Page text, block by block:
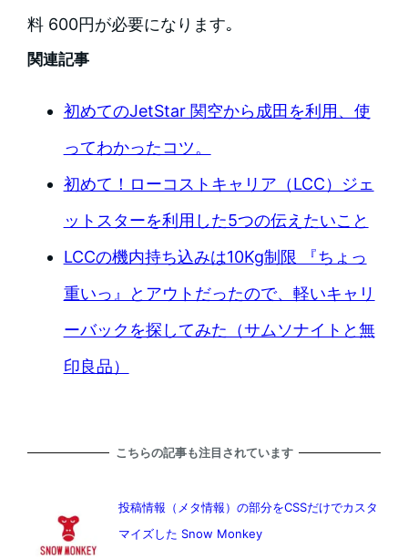
料 600円が必要になります｡
関連記事
初めてのJetStar 関空から成田を利用、使
ってわかったコツ。
初めて！ローコストキャリア（LCC）ジェ
ットスターを利用した5つの伝えたいこと
LCCの機内持ち込みは10Kg制限 『ちょっ
重いっ』とアウトだったので、軽いキャリ
ーバックを探してみた（サムソナイトと無
印良品）
こちらの記事も注目されています
投稿情報（メタ情報）の部分をCSSだけでカスタ
マイズした Snow Monkey